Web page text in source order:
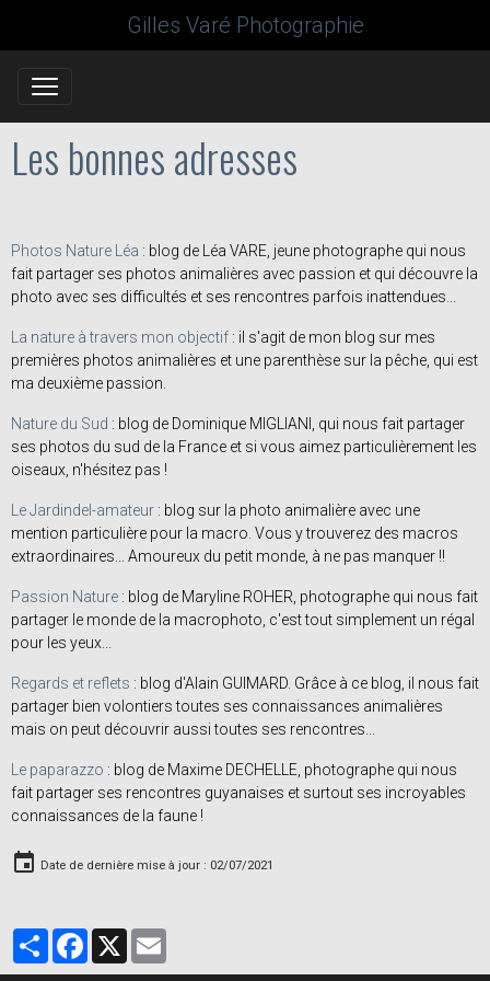
Gilles Varé Photographie
Les bonnes adresses
Photos Nature Léa : blog de Léa VARE, jeune photographe qui nous
fait partager ses photos animalières avec passion et qui découvre la
photo avec ses difficultés et ses rencontres parfois inattendues...
La nature à travers mon objectif : il s'agit de mon blog sur mes
premières photos animalières et une parenthèse sur la pêche, qui est
ma deuxième passion.
Nature du Sud : blog de Dominique MIGLIANI, qui nous fait partager
ses photos du sud de la France et si vous aimez particulièrement les
oiseaux, n'hésitez pas !
Le Jardindel-amateur : blog sur la photo animalière avec une
mention particulière pour la macro. Vous y trouverez des macros
extraordinaires... Amoureux du petit monde, à ne pas manquer !!
Passion Nature : blog de Maryline ROHER, photographe qui nous fait
partager le monde de la macrophoto, c'est tout simplement un régal
pour les yeux...
Regards et reflets : blog d'Alain GUIMARD. Grâce à ce blog, il nous fait
partager bien volontiers toutes ses connaissances animalières
mais on peut découvrir aussi toutes ses rencontres...
Le paparazzo : blog de Maxime DECHELLE, photographe qui nous
fait partager ses rencontres guyanaises et surtout ses incroyables
connaissances de la faune !
Date de dernière mise à jour : 02/07/2021
PartagerFacebook